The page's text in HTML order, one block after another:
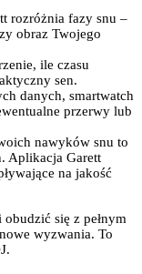
rozróżnia fazy snu –
obraz Twojego
ile czasu
sen.
danych, smartwatch
przerwy lub
nawyków snu to
Aplikacja Garett
na jakość
się z pełnym
wyzwania. To